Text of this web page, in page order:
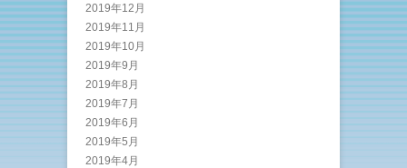
2019年12月
2019年11月
2019年10月
2019年9月
2019年8月
2019年7月
2019年6月
2019年5月
2019年4月